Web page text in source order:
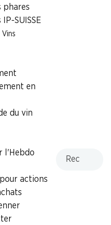
phares
SUISSE
en
du vin
l'Hebdo
actions